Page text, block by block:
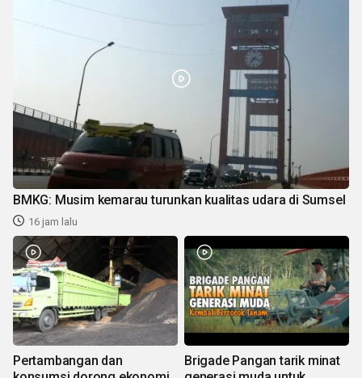
BMKG: Musim kemarau turunkan kualitas udara di Sumsel
16 jam lalu
Pertambangan dan
Brigade Pangan tarik minat